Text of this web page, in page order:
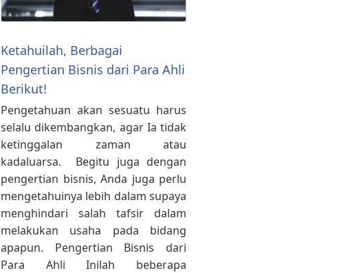
Ketahuilah, Berbagai
Pengertian Bisnis dari Para Ahli
Berikut!
Pengetahuan akan sesuatu harus
selalu dikembangkan, agar Ia tidak
ketinggalan zaman atau
kadaluarsa. Begitu juga dengan
pengertian bisnis, Anda juga perlu
mengetahuinya lebih dalam supaya
menghindari salah tafsir dalam
melakukan usaha pada bidang
apapun. Pengertian Bisnis dari
Para Ahli Inilah beberapa